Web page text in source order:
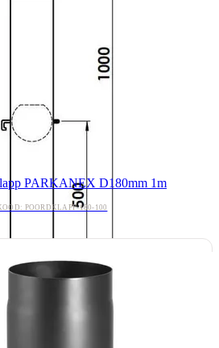
PARKANEX D180mm 1m
POORDKLAPP-180-100